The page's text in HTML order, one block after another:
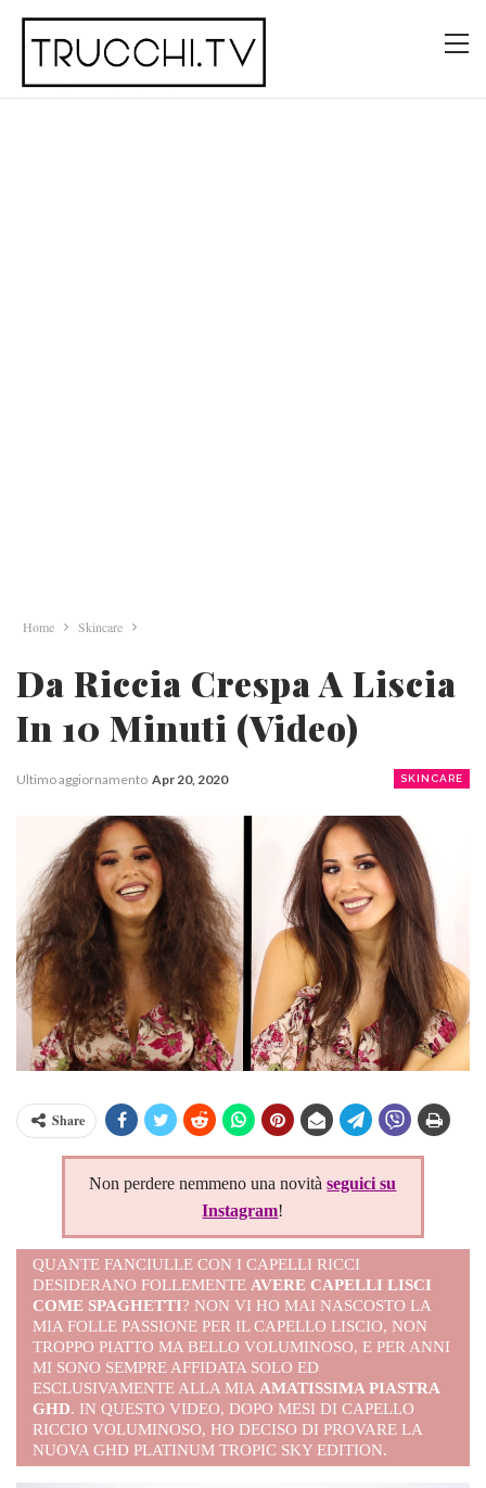
Home Skincare
Da Riccia Crespa A Liscia
In 10 Minuti (Video)
SKINCARE
Ultimo aggiornamento Apr 20, 2020
Share
Non perdere nemmeno una novitàseguici su
Instagram!
QUANTE FANCIULLE CON I CAPELLI RICCI
DESIDERANO FOLLEMENTE AVERE CAPELLI LISCI
COME SPAGHETTI? NON VI HO MAI NASCOSTO LA
MIA FOLLE PASSIONE PER IL CAPELLO LISCIO, NON
TROPPO PIATTO MA BELLO VOLUMINOSO, E PER ANNI
MI SONO SEMPRE AFFIDATA SOLO ED
ESCLUSIVAMENTE ALLA MIA AMATISSIMA PIASTRA
GHD. IN QUESTO VIDEO, DOPO MESI DI CAPELLO
RICCIO VOLUMINOSO, HO DECISO DI PROVARE LA
NUOVA GHD PLATINUM TROPIC SKY EDITION.